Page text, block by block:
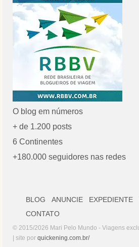
O blog em números
+ de 1.200 posts
6 Continentes
+180.000 seguidores nas redes
BLOG ANUNCIE EXPEDIENTE
CONTATO
© 2015/2026 Mari Pelo Mundo - Viagens
| site por quickening.com.br/